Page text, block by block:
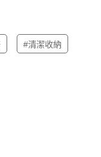
#清潔收納